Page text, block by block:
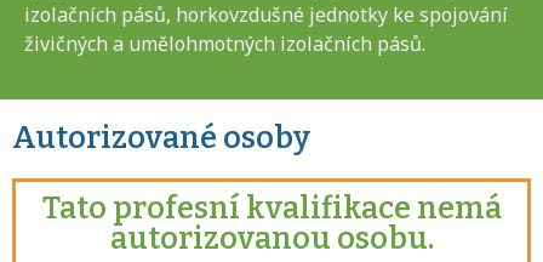
izolačních pásů, horkovzdušné jednotky ke spojování
živičných a umělohmotných izolačních pásů.
Autorizované osoby
Tato profesní kvalifikace nemá
autorizovanou osobu.